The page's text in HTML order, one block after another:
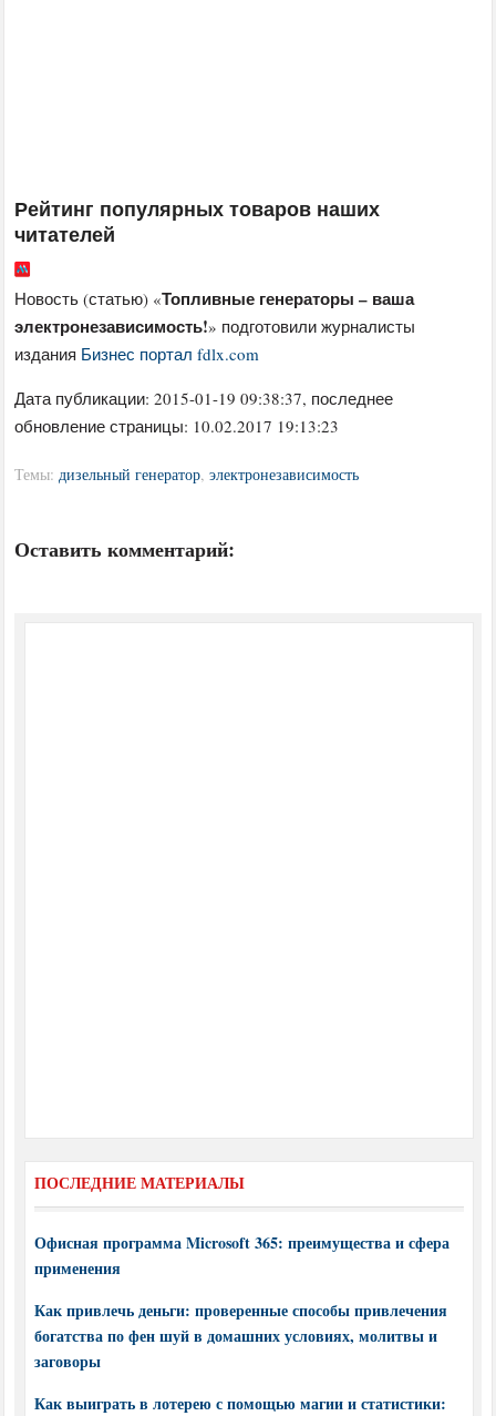
Рейтинг популярных товаров наших
читателей
Новость (статью) «Топливные генераторы – ваша
электронезависимость!» подготовили журналисты
издания Бизнес портал fdlx.com
Дата публикации:2015-01-19 09:38:37, последнее
обновление страницы: 10.02.2017 19:13:23
Темы: дизельный генератор,электронезависимость
Оставить комментарий:
ПОСЛЕДНИЕ МАТЕРИАЛЫ
Офисная программа Microsoft 365: преимущества и сфера
применения
Как привлечь деньги: проверенные способы привлечения
богатства по фен шуй в домашних условиях, молитвы и
заговоры
Как выиграть в лотерею с помощью магии и статистики: